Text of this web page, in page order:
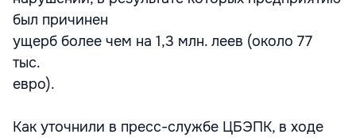
был причинен
ущерб более чем на 1,3 млн. леев (около 77
тыс.
евро).
Как уточнили в пресс-службе ЦБЭПК, в ходе